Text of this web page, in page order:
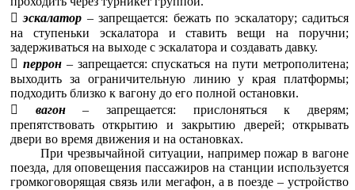
 эскалатор – запрещается: бежать по эскалатору; садиться
на ступеньки эскалатора и ставить вещи на поручни;
задерживаться на выходе с эскалатора и создавать давку.
 перрон– запрещается: спускаться на пути метрополитена;
выходить за ограничительную линию у края платформы;
подходить близко к вагону до его полной остановки.

вагон– запрещается: прислоняться к дверям;
препятствовать открытию и закрытию дверей; открывать
двери во время движения и на остановках.
При чрезвычайной ситуации, например пожар в вагоне
поезда, для оповещения пассажиров на станции используется
громкоговорящая связь или мегафон, а в поезде – устройство